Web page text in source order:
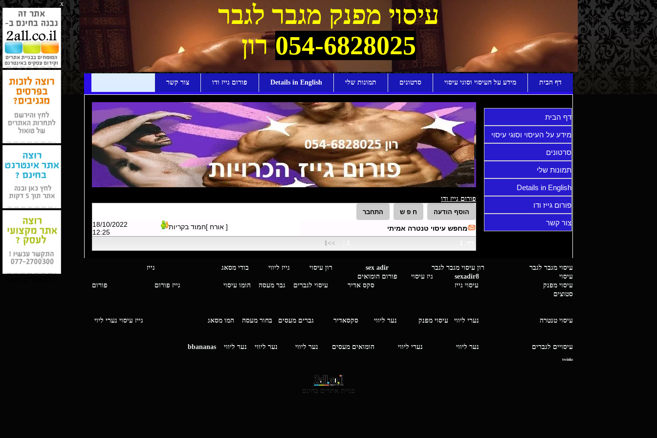
x
עיסוי מפנק מגבר לגבר
054-6828025רון
דף הבית מידע על העיסוי וסוגי עיסוי סרטונים תמונות שלי Details in English פורום גייז ודו צור קשר
דף הבית
מידע על העיסוי וסוגי עיסוי
סרטונים
תמונות שלי
Details in English
פורום גייז ודו
צור קשר
פורום גייז ודו
מחפש עיסוי טנטרה אמיתי [ אורח ]חמוד בקריות
18/10/2022
12:25
>>1
עיסוי מגבר לגבר רון עיסוי מגבר לגבר sex adir רון עיסוי גייז ליווי בודי מסאג גייז
עיסוי sexadir8 גיז עיסוי פורום הומואים
עיסוי מפנק
עיסוי גייז סקס אדיר עיסוי לגברים גבר מעסה הומו עיסוי גייז פורום
פורום
סטוצים
עיסוי טנטרה נערי ליווי עיסוי מפנק נער ליווי סקסאדיר גברים מעסים בחור מעסה המו מסאג גייז עיסוי נערי ליוי
עיסויים לגברים נער ליווי נערי ליווי הומואים מעסים נער ליווי נער ליווי נער ליווי bbananas
twinks
בניית אתרים בחינם